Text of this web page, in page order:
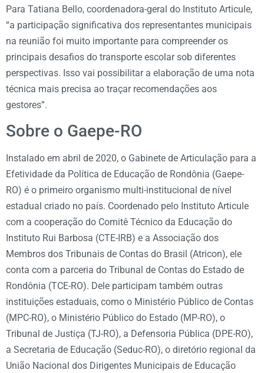
Para Tatiana Bello, coordenadora-geral do Instituto Articule,
“a participação significativa dos representantes municipais
na reunião foi muito importante para compreender os
principais desafios do transporte escolar sob diferentes
perspectivas. Isso vai possibilitar a elaboração de uma nota
técnica mais precisa ao traçar recomendações aos
gestores”.
Sobre o Gaepe-RO
Instalado em abril de 2020, o Gabinete de Articulação para a
Efetividade da Política de Educação de Rondônia (Gaepe-
RO) é o primeiro organismo multi-institucional de nível
estadual criado no país. Coordenado pelo Instituto Articule
com a cooperação do Comitê Técnico da Educação do
Instituto Rui Barbosa (CTE-IRB) e a Associação dos
Membros dos Tribunais de Contas do Brasil (Atricon), ele
conta com a parceria do Tribunal de Contas do Estado de
Rondônia (TCE-RO). Dele participam também outras
instituições estaduais, como o Ministério Público de Contas
(MPC-RO), o Ministério Público do Estado (MP-RO), o
Tribunal de Justiça (TJ-RO), a Defensoria Pública (DPE-RO),
a Secretaria de Educação (Seduc-RO), o diretório regional da
União Nacional dos Dirigentes Municipais de Educação